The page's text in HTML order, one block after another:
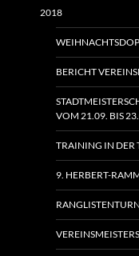
2018
BERICHT
VOM 21.09. BIS
TRAINING IN DER
9. HERBERT-